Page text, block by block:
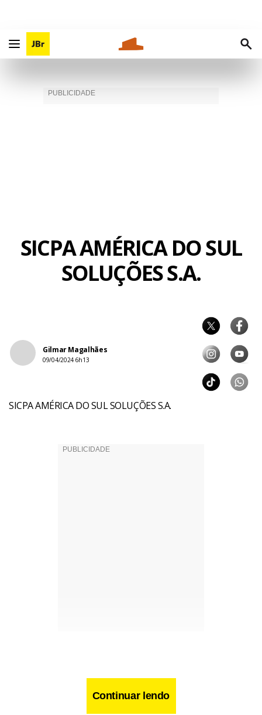
SICPA AMÉRICA DO SUL
SOLUÇÕES S.A.
Gilmar Magalhães
09/04/2024 6h13
SICPA AMÉRICA DO SUL SOLUÇÕES S.A.
Continuar lendo